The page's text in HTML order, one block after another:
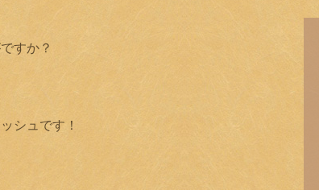
すか？
シュです！